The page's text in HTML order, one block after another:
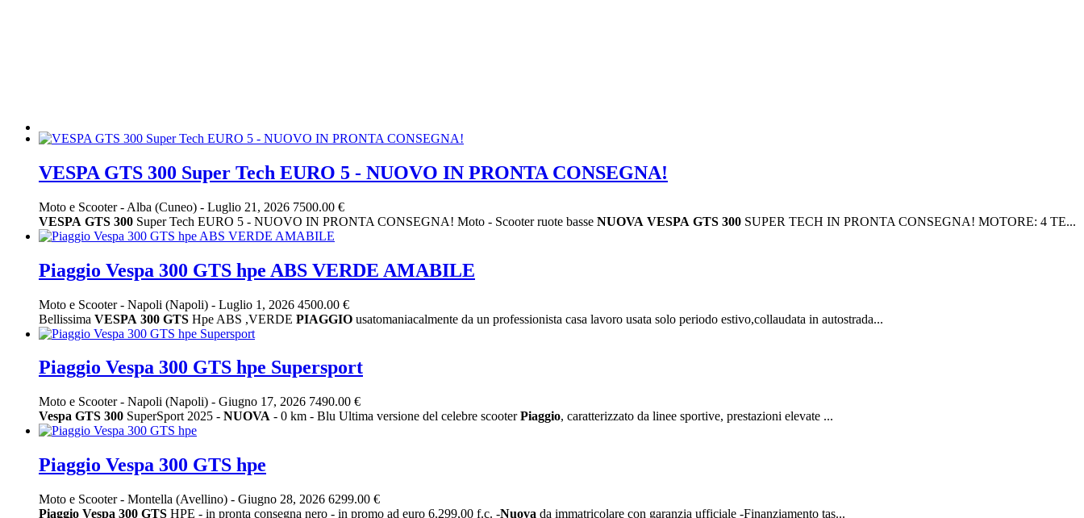
VESPA GTS 300 Super Tech EURO 5 - NUOVO IN PRONTA CONSEGNA!
Moto e Scooter- Alba (Cuneo) - Luglio 21, 2026 7500.00 €
VESPA GTS 300 Super Tech EURO 5 - NUOVO IN PRONTA CONSEGNA! Moto - Scooter ruote basse NUOVA VESPA GTS 300 SUPER TECH IN PRONTA CONSEGNA! MOTORE: 4 TE...
Piaggio Vespa 300 GTS hpe ABS VERDE AMABILE
Moto e Scooter- Napoli (Napoli) - Luglio 1, 2026 4500.00 €
Bellissima VESPA 300 GTS Hpe ABS ,VERDE PIAGGIO usatomaniacalmente da un professionista casa lavoro usata solo periodo estivo,collaudata in autostrada...
Piaggio Vespa 300 GTS hpe Supersport
Moto e Scooter- Napoli (Napoli) - Giugno 17, 2026 7490.00 €
Vespa GTS 300 SuperSport 2025 - NUOVA - 0 km - Blu Ultima versione del celebre scooterPiaggio, caratterizzato da linee sportive, prestazioni elevate ...
Piaggio Vespa 300 GTS hpe
Moto e Scooter- Montella (Avellino) - Giugno 28, 2026 6299.00 €
Piaggio Vespa 300 GTS HPE - in pronta consegna nero - in promo ad euro 6.299,00 f.c. -Nuova da immatricolare con garanzia ufficiale -Finanziamento tas...